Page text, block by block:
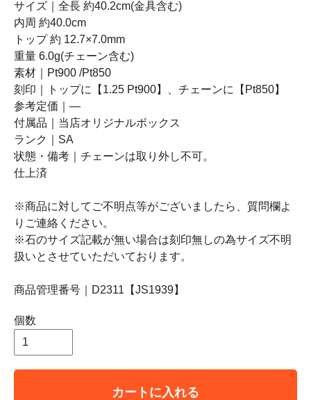
サイズ｜全長 約40.2cm(金具含む)
内周 約40.0cm
トップ 約 12.7×7.0mm
重量 6.0g(チェーン含む)
素材｜Pt900 /Pt850
刻印｜トップに【1.25 Pt900】、チェーンに【Pt850】
参考定価｜―
付属品｜当店オリジナルボックス
ランク｜SA
状態・備考｜チェーンは取り外し不可。
仕上済
※商品に対してご不明点等がございましたら、質問欄よ
りご連絡ください。
※石のサイズ記載が無い場合は刻印無しの為サイズ不明
扱いとさせていただいております。
商品管理番号｜D2311【JS1939】
個数
カートに入れる